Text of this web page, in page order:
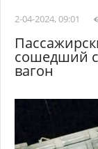
2-04-2024, 09:01
сошедший с
вагон